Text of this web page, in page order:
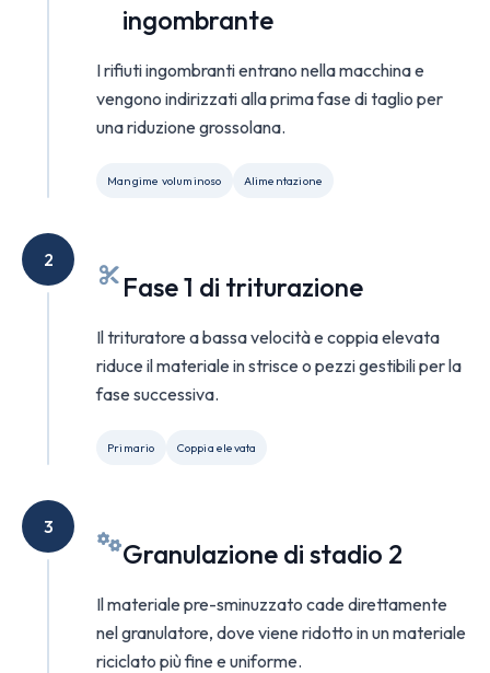
ingombrante
I rifiuti ingombranti entrano nella macchina e
vengono indirizzati alla prima fase di taglio per
una riduzione grossolana.
Mangime voluminoso Alimentazione
2
Fase 1 di triturazione
Il trituratore a bassa velocità e coppia elevata
riduce il materiale in strisce o pezzi gestibili per la
fase successiva.
Primario Coppia elevata
3
Granulazione di stadio 2
Il materiale pre-sminuzzato cade direttamente
nel granulatore, dove viene ridotto in un materiale
riciclato più fine e uniforme.